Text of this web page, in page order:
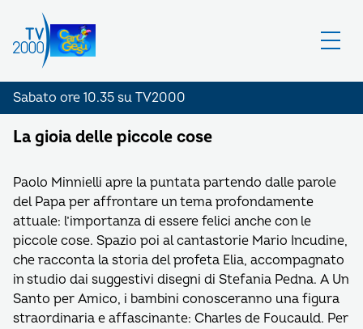
Sabato ore 10.35 su TV2000
La gioia delle piccole cose
Paolo Minnielli apre la puntata partendo dalle parole
del Papa per affrontare un tema profondamente
attuale: l’importanza di essere felici anche con le
piccole cose. Spazio poi al cantastorie Mario Incudine,
che racconta la storia del profeta Elia, accompagnato
in studio dai suggestivi disegni di Stefania Pedna. A Un
Santo per Amico, i bambini conosceranno una figura
straordinaria e affascinante: Charles de Foucauld. Per